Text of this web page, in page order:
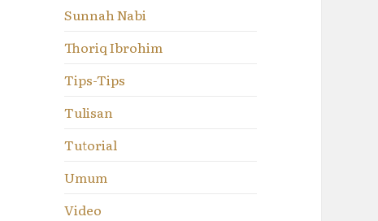
Sunnah Nabi
Thoriq Ibrohim
Tips-Tips
Tulisan
Tutorial
Umum
Video